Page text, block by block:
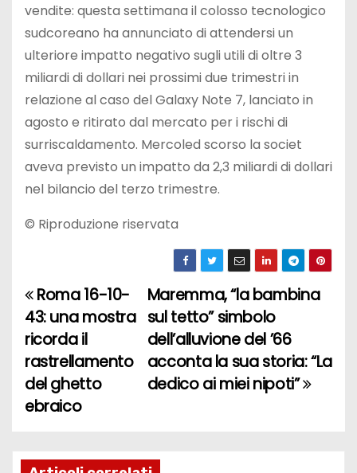
vendite: questa settimana il colosso tecnologico
sudcoreano ha annunciato di attendersi un
ulteriore impatto negativo sugli utili di oltre 3
miliardi di dollari nei prossimi due trimestri in
relazione al caso del Galaxy Note 7, lanciato in
agosto e ritirato dal mercato per i rischi di
surriscaldamento. Mercoled scorso la societ
aveva previsto un impatto da 2,3 miliardi di dollari
nel bilancio del terzo trimestre.
© Riproduzione riservata
N
a
v
i
Maremma, “la bambina
sul tetto” simbolo
dell’alluvione del ’66
acconta la sua storia: “La
dedico ai miei nipoti”
Roma 16-10-
43: una mostra
ricorda il
rastrellamento
del ghetto
ebraico